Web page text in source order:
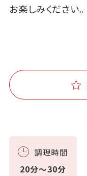
お楽しみください。
調理時間
20分～30分